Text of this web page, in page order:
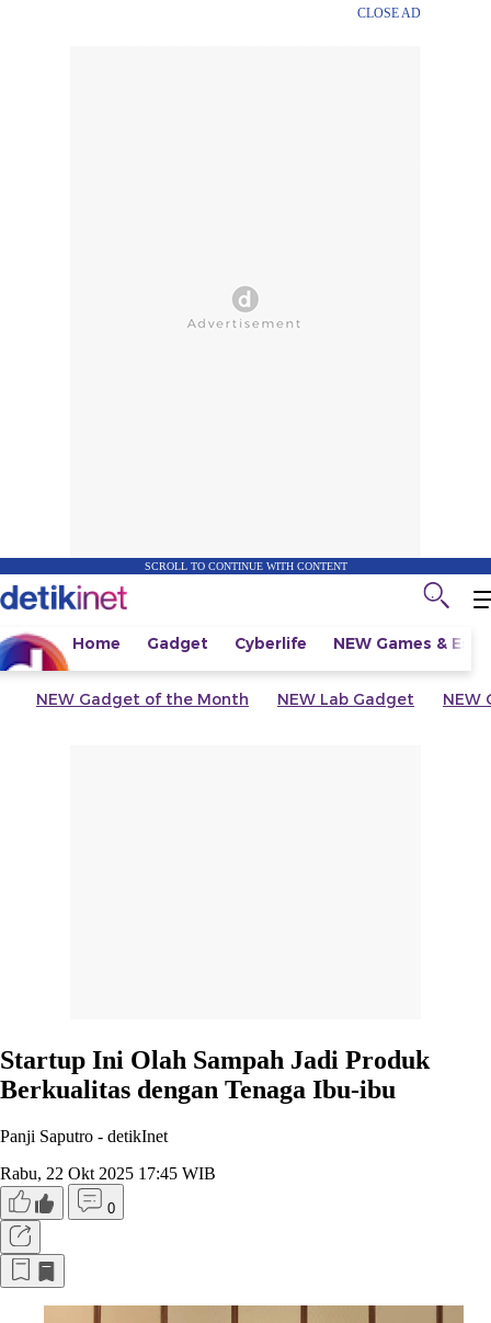
CLOSE AD
SCROLL TO CONTINUE WITH CONTENT
Home Gadget Cyberlife NEW Games &
NEW Gadget of the Month NEW Lab Gadget NEW
Startup Ini Olah Sampah Jadi Produk
Berkualitas dengan Tenaga Ibu-ibu
Panji Saputro - detikInet
Rabu, 22 Okt 2025 17:45 WIB
0